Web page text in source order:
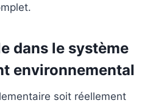
dans le système
environnemental
soit réellement